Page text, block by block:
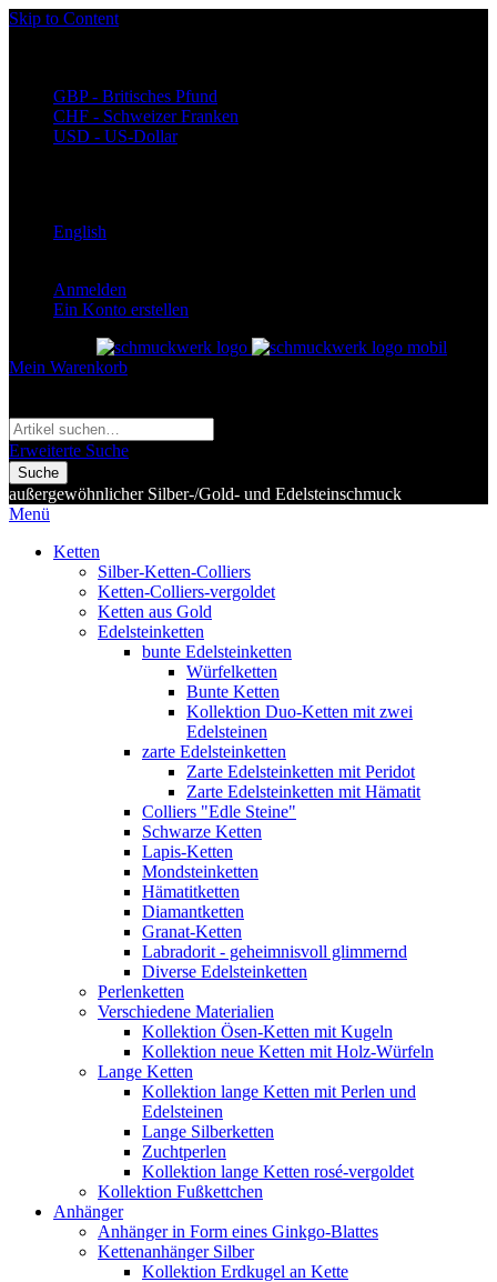
Skip to Content
GBP - Britisches Pfund
CHF - Schweizer Franken
USD - US-Dollar
English
Anmelden
Ein Konto erstellen
Mein Warenkorb
Erweiterte Suche
Suche
außergewöhnlicher Silber-/Gold- und Edelsteinschmuck
Menü
Ketten
Silber-Ketten-Colliers
Ketten-Colliers-vergoldet
Ketten aus Gold
Edelsteinketten
bunte Edelsteinketten
Würfelketten
Bunte Ketten
Kollektion Duo-Ketten mit zwei
Edelsteinen
zarte Edelsteinketten
Zarte Edelsteinketten mit Peridot
Zarte Edelsteinketten mit Hämatit
Colliers "Edle Steine"
Schwarze Ketten
Lapis-Ketten
Mondsteinketten
Hämatitketten
Diamantketten
Granat-Ketten
Labradorit - geheimnisvoll glimmernd
Diverse Edelsteinketten
Perlenketten
Verschiedene Materialien
Kollektion Ösen-Ketten mit Kugeln
Kollektion neue Ketten mit Holz-Würfeln
Lange Ketten
Kollektion lange Ketten mit Perlen und
Edelsteinen
Lange Silberketten
Zuchtperlen
Kollektion lange Ketten rosé-vergoldet
Kollektion Fußkettchen
Anhänger
Anhänger in Form eines Ginkgo-Blattes
Kettenanhänger Silber
Kollektion Erdkugel an Kette